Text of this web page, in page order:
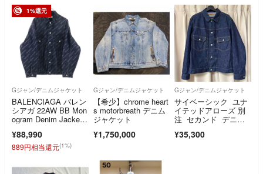
1%還元
Gジャン/デニムジャケット
BALENCIAGA バレン
シアガ 22AW BB Mon
ogram Denim Jacke
ャケット ブラック 67
5208
¥88,990
889円相当還元(1%)
Gジャン/デニムジャケット
【希少】chrome heart
s motorbreath デニム
ジャケット
¥1,750,000
Gジャン/デニムジャケット
サイベーシック ユナ
イテッドアローズ 別
注 セカンド デニム
¥35,300